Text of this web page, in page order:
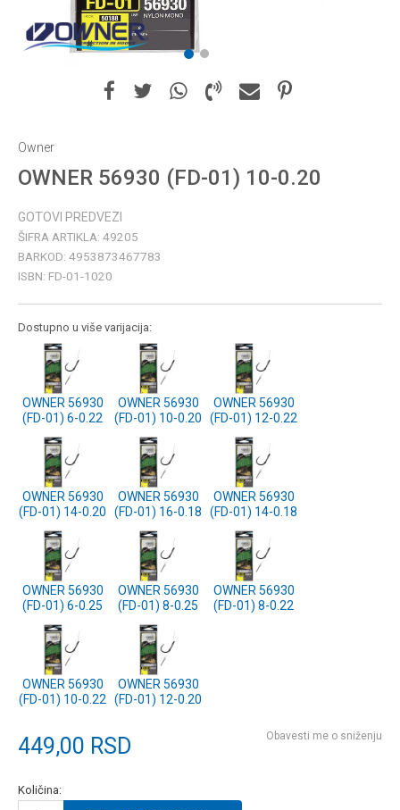
1 2
Owner
OWNER 56930 (FD-01) 10-0.20
GOTOVI PREDVEZI
ŠIFRA ARTIKLA: 49205
BARKOD: 4953873467783
ISBN: FD-01-1020
Dostupno u više varijacija:
OWNER 56930
(FD-01) 6-0.22
OWNER 56930
(FD-01) 10-0.20
OWNER 56930
(FD-01) 12-0.22
OWNER 56930
(FD-01) 14-0.20
OWNER 56930
(FD-01) 16-0.18
OWNER 56930
(FD-01) 14-0.18
OWNER 56930
(FD-01) 6-0.25
OWNER 56930
(FD-01) 8-0.25
OWNER 56930
(FD-01) 8-0.22
OWNER 56930
(FD-01) 10-0.22
OWNER 56930
(FD-01) 12-0.20
449,00 RSD Obavesti me o sniženju
Količina: